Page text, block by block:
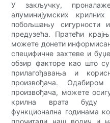
У закључку,
алуминијумских
побољшању сигурности
предузећа. Пратећи
можете донети
специфичне захтеве и
обзир факторе као што су
прилагођавања и
произвођача.
произвођача, можете
крилна врата буду
функционална годинама